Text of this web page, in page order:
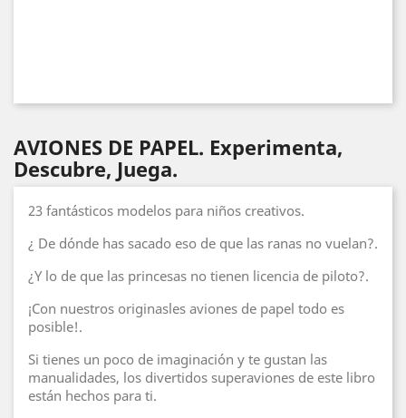
AVIONES DE PAPEL. Experimenta,
Descubre, Juega.
23 fantásticos modelos para niños creativos.
¿ De dónde has sacado eso de que las ranas no vuelan?.
¿Y lo de que las princesas no tienen licencia de piloto?.
¡Con nuestros originasles aviones de papel todo es
posible!.
Si tienes un poco de imaginación y te gustan las
manualidades, los divertidos superaviones de este libro
están hechos para ti.